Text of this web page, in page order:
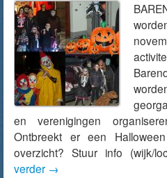
en verenigingen
Ontbreekt er een
overzicht? Stuur info (wijk/
verder →